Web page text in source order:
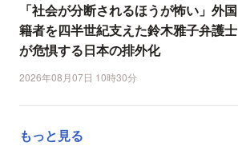
「社会が分断されるほうが怖い」外国
籍者を四半世紀支えた鈴木雅子弁護士
が危惧する日本の排外化
2026年08月07日 10時30分
もっと見る